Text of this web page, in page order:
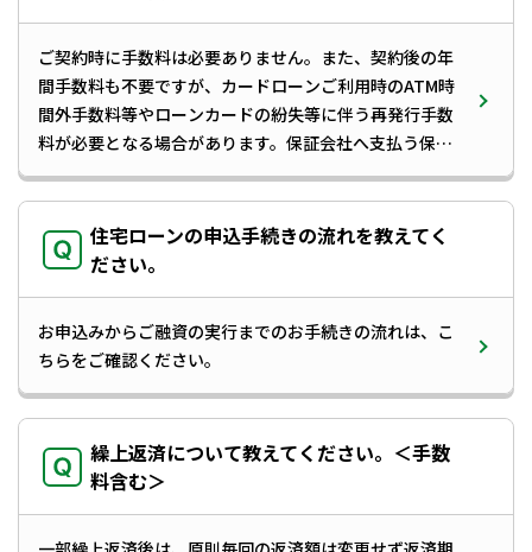
お知らせ
休止のお知らせ
【投資信託口座開設者の皆様へ】届出事項（住所・氏
名等）に変更があった際の当金庫への届出についての
お願い、および取引制限開始について
「ローン 資金保管手数料」の改定について
全国信用金庫協会名を騙る詐欺メールに関する情報に
ついて
投信インターネットサービスページの機能追加に伴う
取扱規定の改訂について
預金証書の一部廃止について
「中信ローン保証付住宅ローン」新規お申込み受付終
了および住宅ローン商品内容改定のお知らせ
らせ
について
手形・小切手の全面的な電子化に向けた取組について
に変更する場合、アプリから限度額変更のお申込みを行
ご契約時に手数料は必要ありません。また、契約後の年
間手数料も不要ですが、カードローンご利用時のATM時
間外手数料等やローンカードの紛失等に伴う再発行手数
料が必要となる場合があります。保証会社へ支払う保証
料は、毎月のお利息に含まれていますので別途お支払い
いただく必要はありません。
住宅ローンの申込手続きの流れを教えてく
ださい。
お申込みからご融資の実行までのお手続きの流れは、 こ
ちらをご確認ください。
繰上返済について教えてください。＜手数
料含む＞